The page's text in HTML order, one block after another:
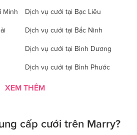
Minh Dịch vụ cưới tại Bạc Liêu
Dịch vụ cưới tại Bắc Ninh
Dịch vụ cưới tại Bình Dương
Dịch vụ cưới tại Bình Phước
Dịch vụ cưới tại Cà Mau
Dịch vụ cưới tại Đăk Nông
XEM THÊM
cấp cưới trên Marry?